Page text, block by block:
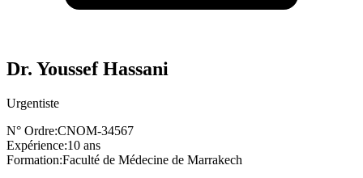
Dr. Youssef Hassani
Urgentiste
N° Ordre:CNOM-34567
Expérience:10 ans
Formation:Faculté de Médecine de Marrakech